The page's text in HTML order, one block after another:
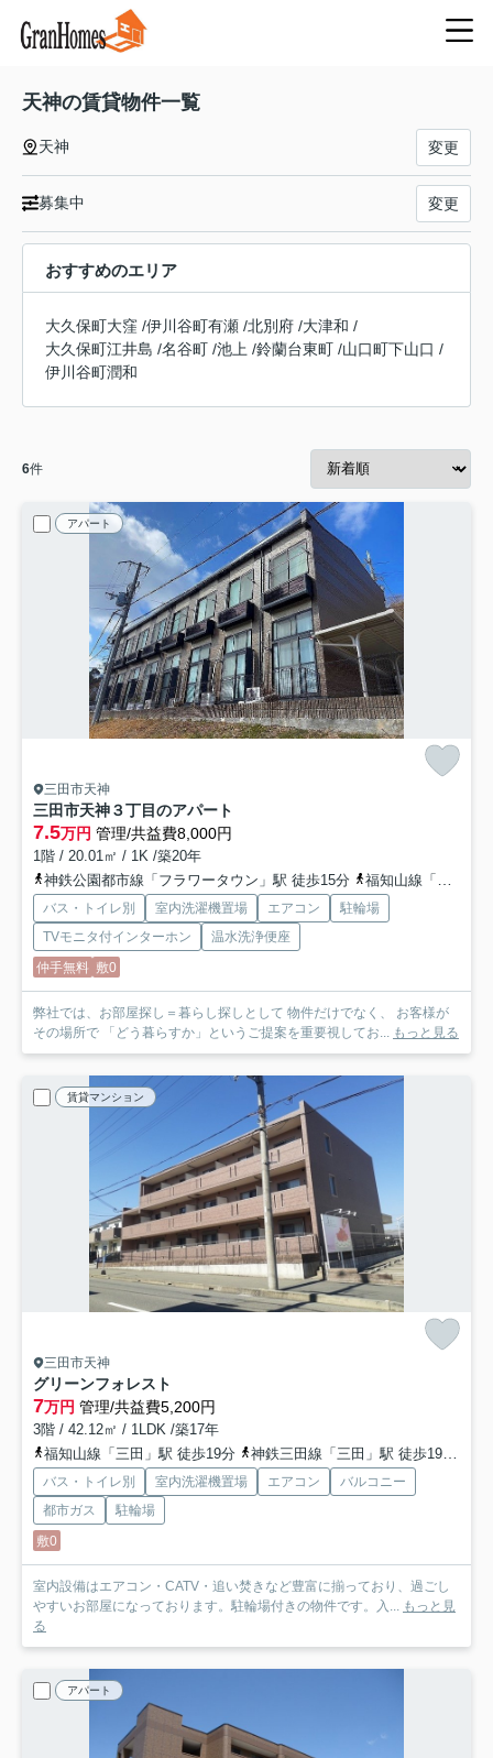
天神の賃貸物件一覧
天神 変更
募集中 変更
おすすめのエリア
大久保町大窪 /伊川谷町有瀬 /北別府 /大津和 /
大久保町江井島 /名谷町 /池上 /鈴蘭台東町 /山口町下山口 /
伊川谷町潤和
6件
アパート
三田市天神
三田市天神３丁目のアパート
7.5万円 管理/共益費8,000円
1階 / 20.01㎡ / 1K /築20年
神鉄公園都市線「フラワータウン」駅 徒歩15分
福知山線「三田」駅 バス11分 「三田谷公園北口」 停歩4分
バス・トイレ別 室内洗濯機置場 エアコン
駐輪場
TVモニタ付インターホン
温水洗浄便座
仲手無料 敷0
弊社では、お部屋探し＝暮らし探しとして 物件だけでなく、 お客様が
その場所で 「どう暮らすか」というご提案を重要視してお...
もっと見る
賃貸マンション
三田市天神
グリーンフォレスト
7万円 管理/共益費5,200円
3階 / 42.12㎡ / 1LDK /築17年
福知山線「三田」駅 徒歩19分
神鉄三田線「三田」駅 徒歩19分
バス・トイレ別 室内洗濯機置場 エアコン
バルコニー
都市ガス
駐輪場
敷0
室内設備はエアコン・CATV・追い焚きなど豊富に揃っており、過ごし
やすいお部屋になっております。駐輪場付きの物件です。入...
もっと見
る
アパート